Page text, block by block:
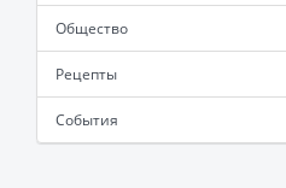
Общество
Рецепты
События